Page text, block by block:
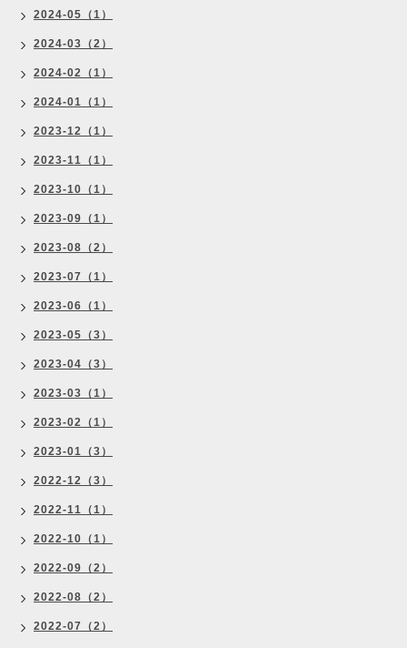
2024-05（1）
2024-03（2）
2024-02（1）
2024-01（1）
2023-12（1）
2023-11（1）
2023-10（1）
2023-09（1）
2023-08（2）
2023-07（1）
2023-06（1）
2023-05（3）
2023-04（3）
2023-03（1）
2023-02（1）
2023-01（3）
2022-12（3）
2022-11（1）
2022-10（1）
2022-09（2）
2022-08（2）
2022-07（2）